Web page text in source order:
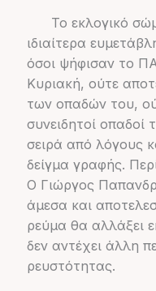
Το εκλογικό σώμα
ιδιαίτερα
όσοι ψήφισαν το
Κυριακή, ούτε
των οπαδών του,
συνειδητοί οπαδοί
σειρά από λόγους
δείγμα γραφής.
Ο Γιώργος
άμεσα και
ρεύμα θα αλλάξει
δεν αντέχει άλλη
ρευστότητας.